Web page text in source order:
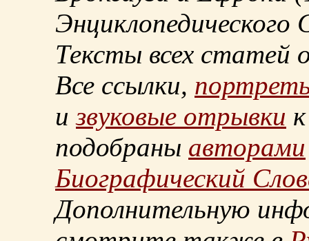
Энциклопедического
Тексты всех статей
Все ссылки,
извуковые отрывки
подобраны авторами
Биографический
Дополнительную